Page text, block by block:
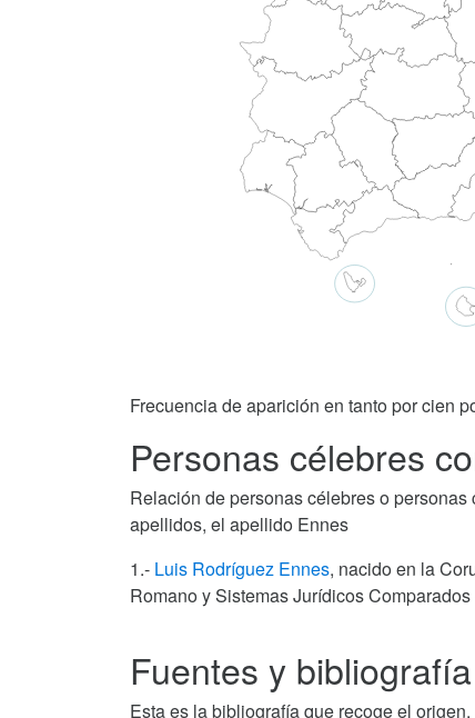
Frecuencia de aparición en tanto por cien
Personas célebres
Relación de personas célebres o
apellidos, el apellido Ennes
1.- Luis Rodríguez Ennes, nacido en la
Romano y Sistemas Jurídicos
Fuentes y bibliografía
Esta es la bibliografía que recoge el